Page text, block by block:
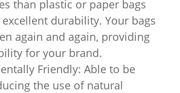
than plastic or paper bags
durability. Your bags
again and again, providing
for your brand.
Friendly: Able to be
the use of natural